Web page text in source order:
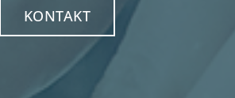
KONTAKT